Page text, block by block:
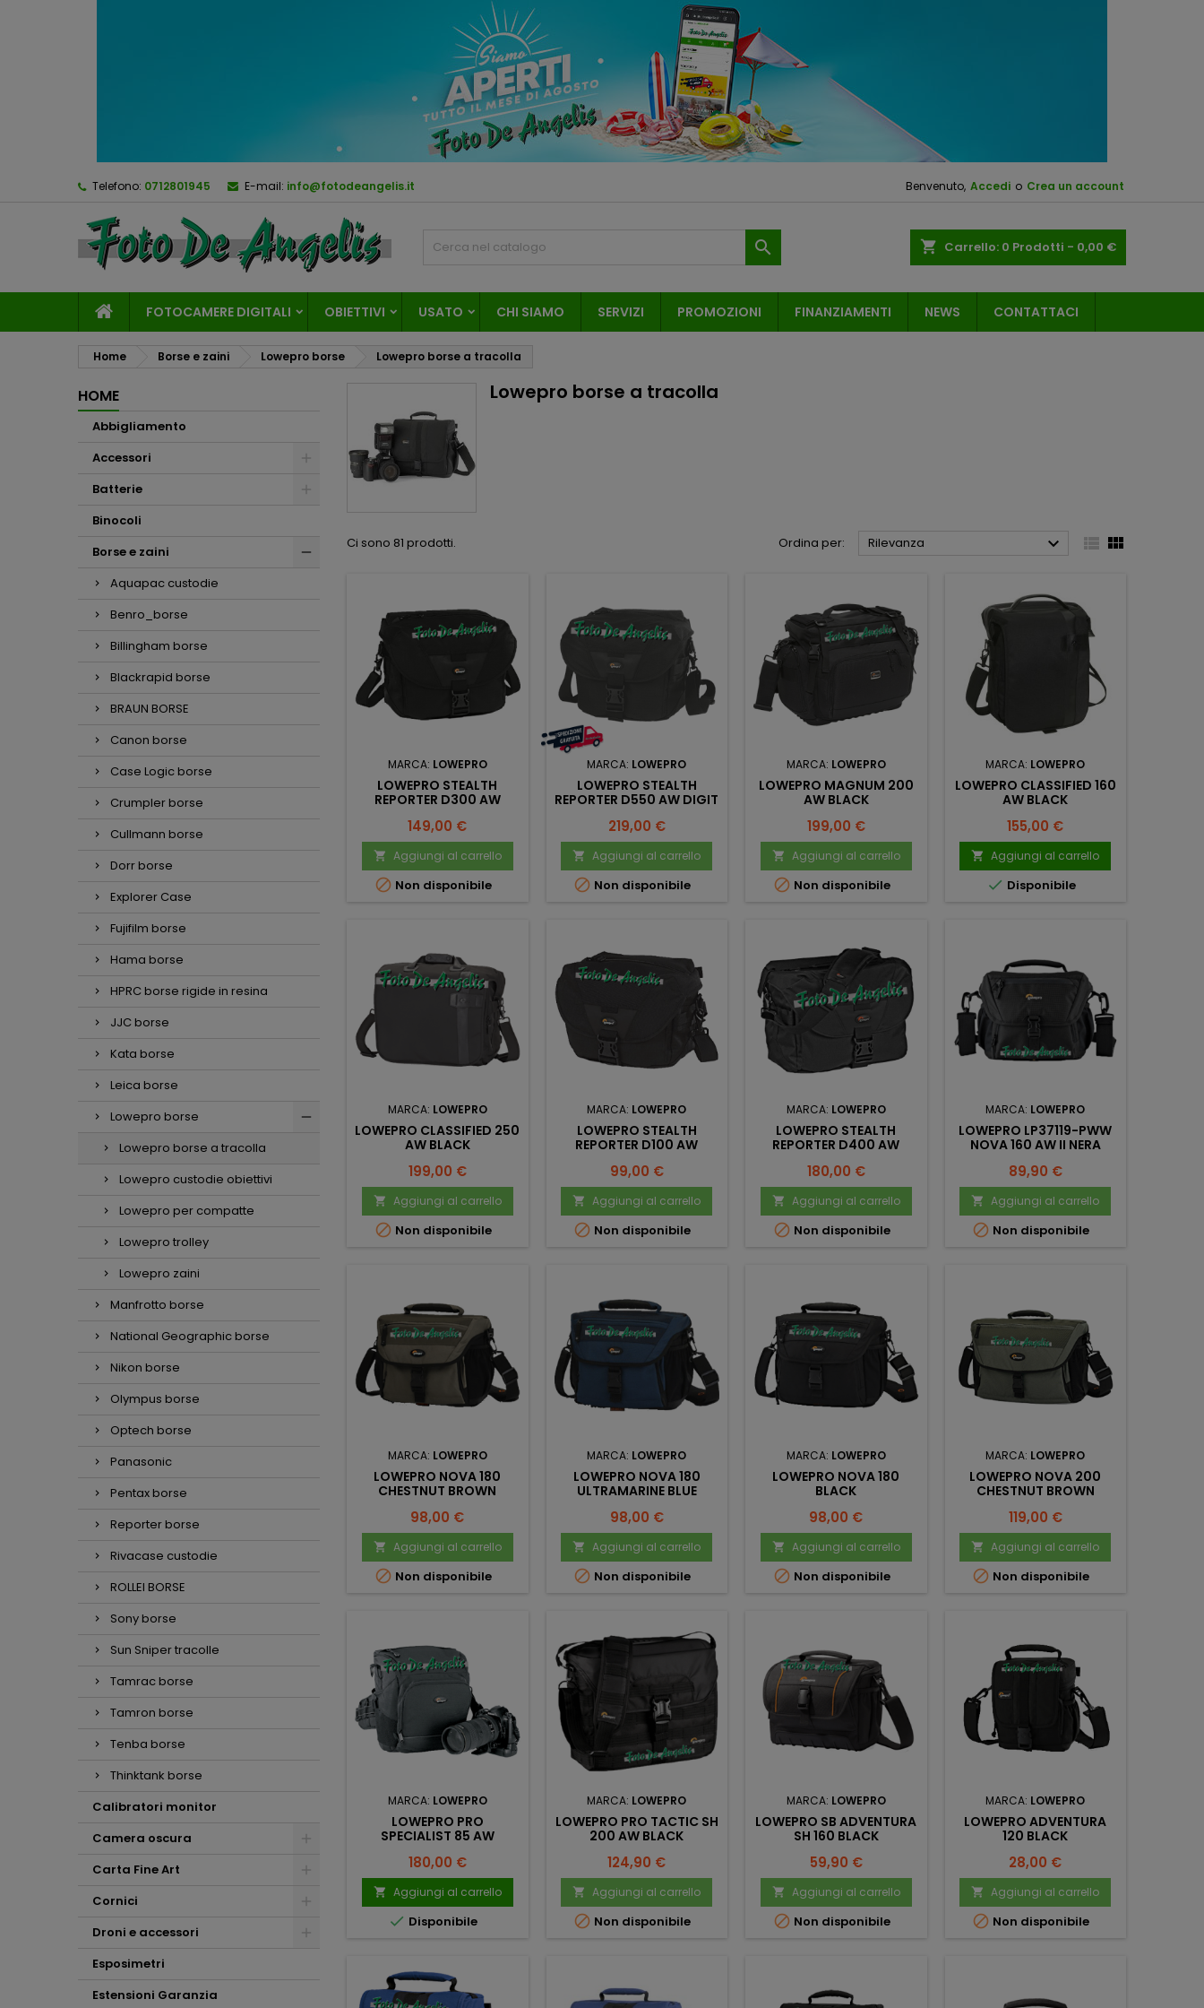
Telefono: 0712801945 E-mail: info@fotodeangelis.it Benvenuto, Accedi o Crea un account
shopping_cart Carrello: 0 Prodotti - 0,00 €

FOTOCAMERE DIGITALI OBIETTIVI USATO CHI SIAMO SERVIZI PROMOZIONI FINANZIAMENTI NEWS CONTATTACI
Home Borse e zaini Lowepro borse Lowepro borse a tracolla
HOME
Abbigliamento
Accessori
Batterie
Binocoli
Borse e zaini
Aquapac custodie
Benro_borse
Billingham borse
Blackrapid borse
BRAUN BORSE
Canon borse
Case Logic borse
Crumpler borse
Cullmann borse
Dorr borse
Explorer Case
Fujifilm borse
Hama borse
HPRC borse rigide in resina
JJC borse
Kata borse
Leica borse
Lowepro borse
Lowepro borse a tracolla
Lowepro custodie obiettivi
Lowepro per compatte
Lowepro trolley
Lowepro zaini
Manfrotto borse
National Geographic borse
Nikon borse
Olympus borse
Optech borse
Panasonic
Pentax borse
Reporter borse
Rivacase custodie
ROLLEI BORSE
Sony borse
Sun Sniper tracolle
Tamrac borse
Tamron borse
Tenba borse
Thinktank borse
Calibratori monitor
Camera oscura
Carta Fine Art
Cornici
Droni e accessori
Esposimetri
Estensioni Garanzia
Lowepro borse a tracolla
Ci sono 81 prodotti. Ordina per: Rilevanza   
MARCA: LOWEPRO
LOWEPRO STEALTH
REPORTER D300 AW
Prezzo
149,00 €
 Aggiungi al carrello
 Non disponibile
MARCA: LOWEPRO
LOWEPRO STEALTH
REPORTER D550 AW DIGIT
Prezzo
219,00 €
 Aggiungi al carrello
 Non disponibile
MARCA: LOWEPRO
LOWEPRO MAGNUM 200
AW BLACK
Prezzo
199,00 €
 Aggiungi al carrello
 Non disponibile
MARCA: LOWEPRO
LOWEPRO CLASSIFIED 160
AW BLACK
Prezzo
155,00 €
 Aggiungi al carrello
 Disponibile
MARCA: LOWEPRO
LOWEPRO CLASSIFIED 250
AW BLACK
Prezzo
199,00 €
 Aggiungi al carrello
 Non disponibile
MARCA: LOWEPRO
LOWEPRO STEALTH
REPORTER D100 AW
Prezzo
99,00 €
 Aggiungi al carrello
 Non disponibile
MARCA: LOWEPRO
LOWEPRO STEALTH
REPORTER D400 AW
Prezzo
180,00 €
 Aggiungi al carrello
 Non disponibile
MARCA: LOWEPRO
LOWEPRO LP37119-PWW
NOVA 160 AW II NERA
Prezzo
89,90 €
 Aggiungi al carrello
 Non disponibile
MARCA: LOWEPRO
LOWEPRO NOVA 180
CHESTNUT BROWN
Prezzo
98,00 €
 Aggiungi al carrello
 Non disponibile
MARCA: LOWEPRO
LOWEPRO NOVA 180
ULTRAMARINE BLUE
Prezzo
98,00 €
 Aggiungi al carrello
 Non disponibile
MARCA: LOWEPRO
LOWEPRO NOVA 180
BLACK
Prezzo
98,00 €
 Aggiungi al carrello
 Non disponibile
MARCA: LOWEPRO
LOWEPRO NOVA 200
CHESTNUT BROWN
Prezzo
119,00 €
 Aggiungi al carrello
 Non disponibile
MARCA: LOWEPRO
LOWEPRO PRO
SPECIALIST 85 AW
Prezzo
180,00 €
 Aggiungi al carrello
 Disponibile
MARCA: LOWEPRO
LOWEPRO PRO TACTIC SH
200 AW BLACK
Prezzo
124,90 €
 Aggiungi al carrello
 Non disponibile
MARCA: LOWEPRO
LOWEPRO SB ADVENTURA
SH 160 BLACK
Prezzo
59,90 €
 Aggiungi al carrello
 Non disponibile
MARCA: LOWEPRO
LOWEPRO ADVENTURA
120 BLACK
Prezzo
28,00 €
 Aggiungi al carrello
 Non disponibile